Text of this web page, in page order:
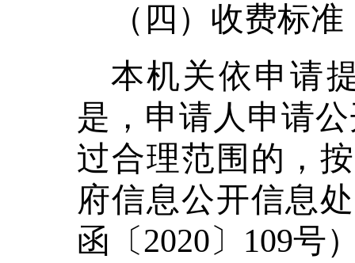
（四）收费标准
本机关依申请
是，申请人申请
过合理范围的，
府信息公开信息
函〔2020〕109号